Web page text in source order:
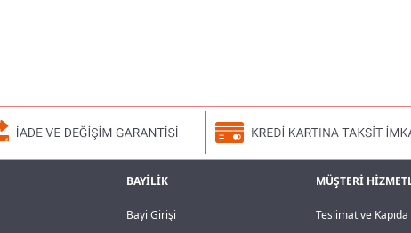
BAYİLİK
Bayi Girişi
MÜŞTERİ
Teslimat ve